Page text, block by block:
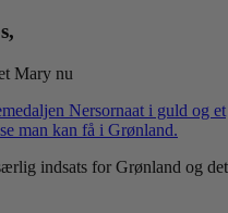
Mary nu
Nersornaat i guld og et
man kan få i Grønland.
indsats for Grønland og det